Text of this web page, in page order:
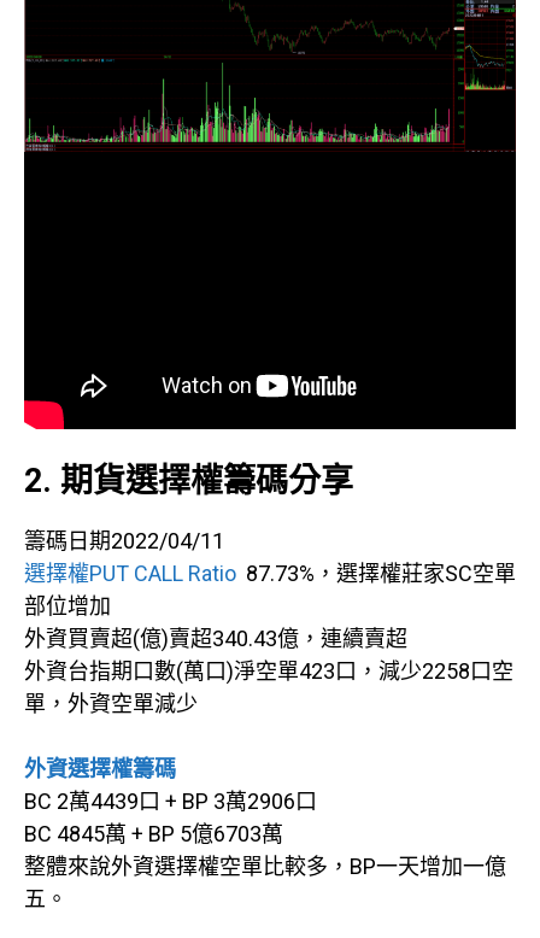
2. 期貨選擇權籌碼分享
籌碼日期2022/04/11
選擇權PUT CALL Ratio 87.73%，選擇權莊家SC空單
部位增加
外資買賣超(億)賣超340.43億，連續賣超
外資台指期口數(萬口)淨空單423口，減少2258口空
單，外資空單減少
外資選擇權籌碼
BC 2萬4439口 + BP 3萬2906口
BC 4845萬 + BP 5億6703萬
整體來說外資選擇權空單比較多，BP一天增加一億
五。